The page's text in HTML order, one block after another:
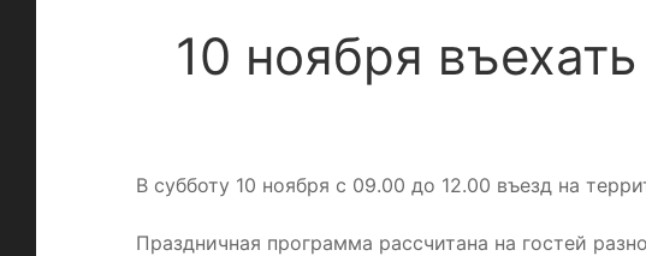
10 ноября
В субботу 10 ноября с 09.00 до 12.00 въезд на
Праздничная программа рассчитана на гостей